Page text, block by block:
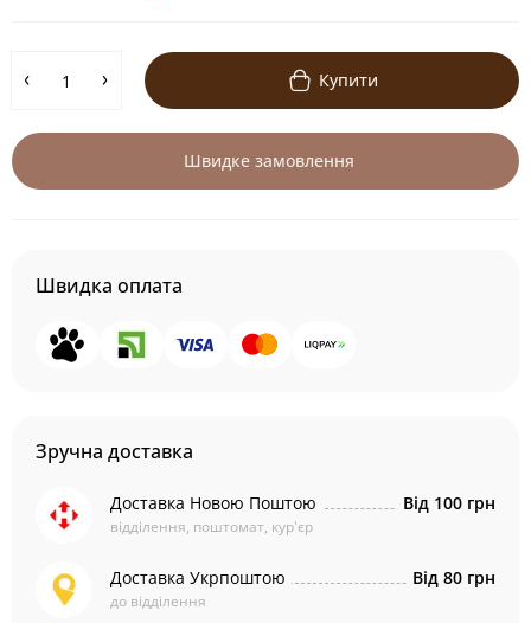
Купити
Швидке замовлення
Швидка оплата
Зручна доставка
Доставка Новою Поштою
відділення, поштомат, кур'єр
Від 100 грн
Доставка Укрпоштою
до відділення
Від 80 грн